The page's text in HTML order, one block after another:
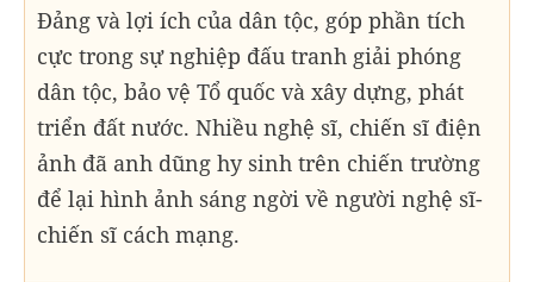
Đảng và lợi ích của dân tộc, góp phần tích
cực trong sự nghiệp đấu tranh giải phóng
dân tộc, bảo vệ Tổ quốc và xây dựng, phát
triển đất nước. Nhiều nghệ sĩ, chiến sĩ điện
ảnh đã anh dũng hy sinh trên chiến trường
để lại hình ảnh sáng ngời về người nghệ sĩ-
chiến sĩ cách mạng.